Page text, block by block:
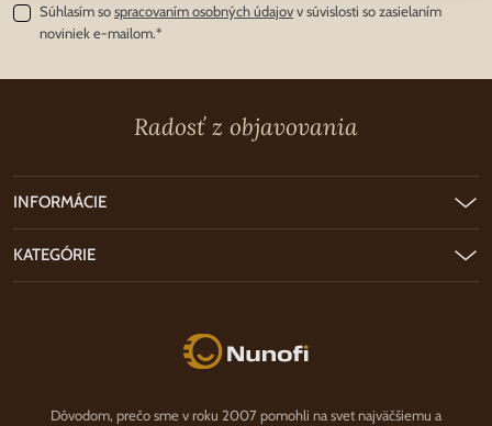
Súhlasím sospracovaním osobných údajovv súvislosti so zasielaním
noviniek e-mailom.*
Radosť z objavovania
Nunofi.sk
Dôvodom, prečo sme v roku 2007 pomohli na svet najväčšiemu a
INFORMÁCIE
KATEGÓRIE